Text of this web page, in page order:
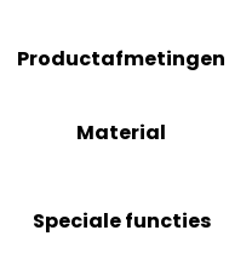
Productafmetingen
Material
Speciale functies